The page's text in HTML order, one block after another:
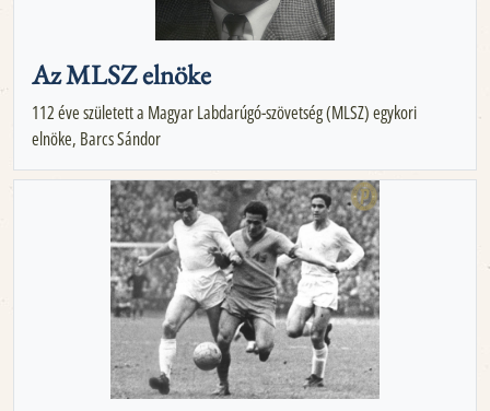
Az MLSZ elnöke
112 éve született a Magyar Labdarúgó-szövetség (MLSZ) egykori
elnöke, Barcs Sándor